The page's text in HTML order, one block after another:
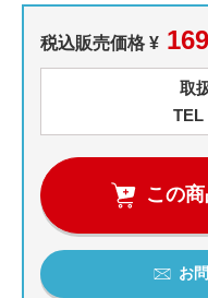
税込販売価格 ¥
取
TEL
この
お